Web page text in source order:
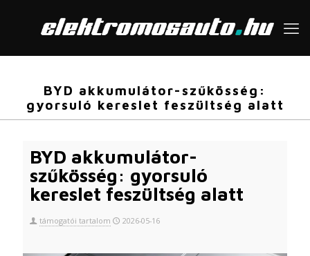
BYD akkumulátor-szűkösség:
gyorsuló kereslet feszültség alatt
BYD akkumulátor-
szűkösség: gyorsuló
kereslet feszültség alatt
támogatói tartalom 2026-05-16